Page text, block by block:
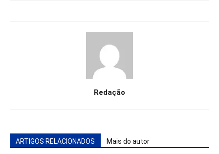
Redação
ARTIGOS RELACIONADOS Mais do autor